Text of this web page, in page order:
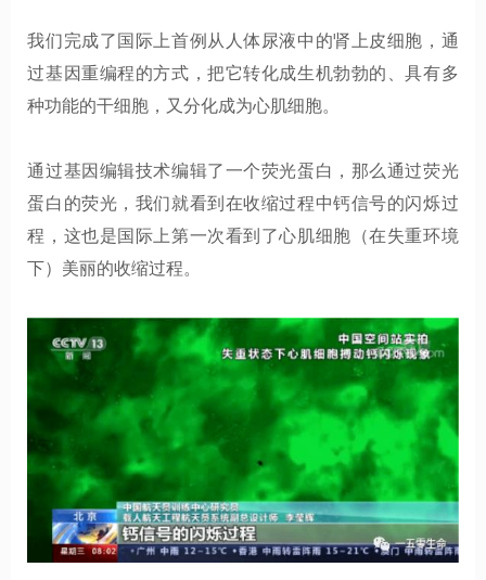
我们完成了国际上首例从人体尿液中的肾上皮细胞，通
过基因重编程的方式，把它转化成生机勃勃的、具有多
种功能的干细胞，又分化成为心肌细胞。
通过基因编辑技术编辑了一个荧光蛋白，那么通过荧光
蛋白的荧光，我们就看到在收缩过程中钙信号的闪烁过
程，这也是国际上第一次看到了心肌细胞（在失重环境
下）美丽的收缩过程。